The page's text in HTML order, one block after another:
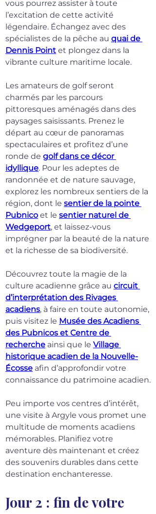
vous pourrez assister à toute
l’excitation de cette activité
légendaire. Échangez avec des
spécialistes de la pêche au quai de
Dennis Point et plongez dans la
vibrante culture maritime locale.
Les amateurs de golf seront
charmés par les parcours
pittoresques aménagés dans des
paysages saisissants. Prenez le
départ au cœur de panoramas
spectaculaires et profitez d’une
ronde de golf dans ce décor
idyllique. Pour les adeptes de
randonnée et de nature sauvage,
explorez les nombreux sentiers de la
région, dont le sentier de la pointe
Pubnico et le sentier naturel de
Wedgeport, et laissez-vous
imprégner par la beauté de la nature
et la richesse de sa biodiversité.
Découvrez toute la magie de la
culture acadienne grâce au circuit
d’interprétation des Rivages
acadiens, à faire en toute autonomie,
puis visitez le Musée des Acadiens
des Pubnicos et Centre de
recherche ainsi que le Village
historique acadien de la Nouvelle-
Écosse afin d’approfondir votre
connaissance du patrimoine acadien.
Peu importe vos centres d’intérêt,
une visite à Argyle vous promet une
multitude de moments acadiens
mémorables. Planifiez votre
aventure dès maintenant et créez
des souvenirs durables dans cette
destination enchanteresse.
Jour 2 : fin de votre